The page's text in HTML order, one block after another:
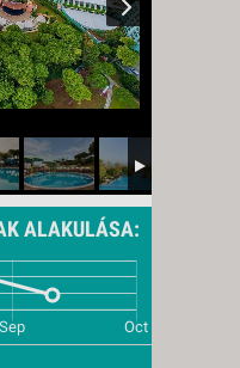
ALAKULÁSA: